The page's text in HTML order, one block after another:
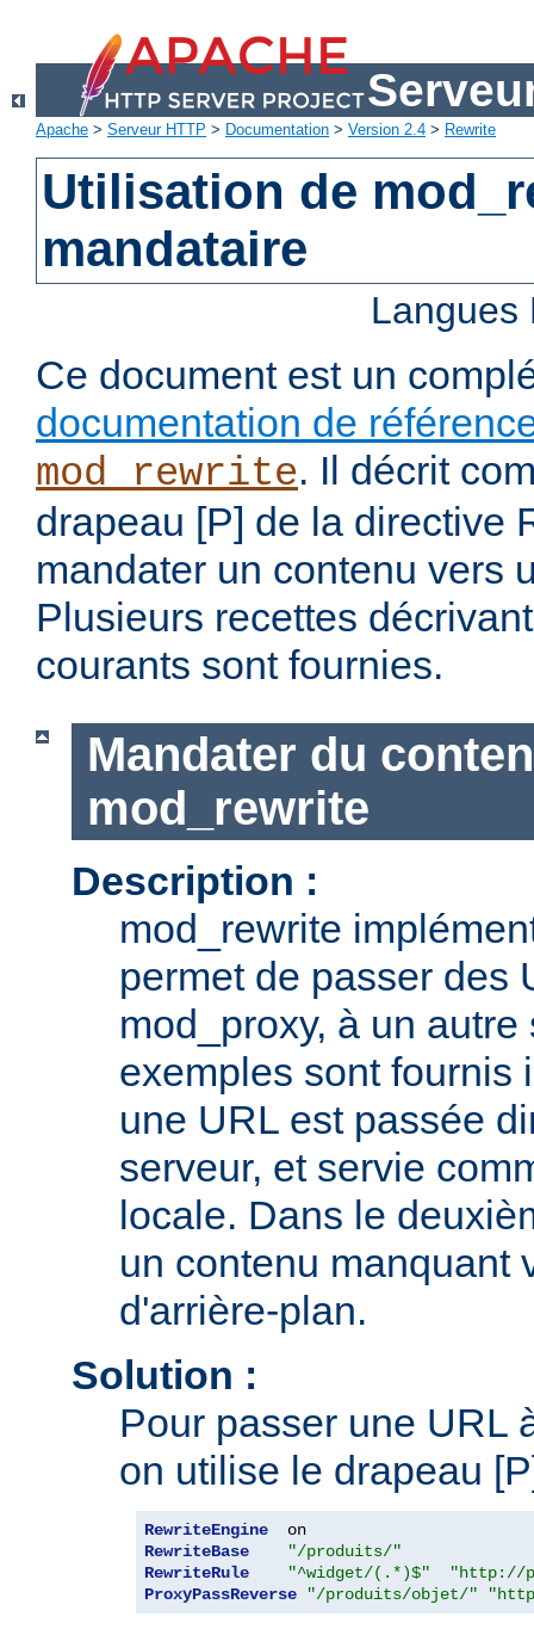
Apache > Serveur HTTP > Documentation > Version 2.4 > Rewrite
Utilisation de
mandataire
Ce document est un
documentation de
mod_rewrite. Il décrit
drapeau [P] de la directive
mandater un contenu vers
Plusieurs recettes
courants sont fournies.
Mandater du
mod_rewrite
Description :
mod_rewrite
permet de passer des
mod_proxy, à un autre
exemples sont fournis
une URL est passée
serveur, et servie
locale. Dans le
un contenu manquant
d'arrière-plan.
Solution :
Pour passer une URL
on utilise le drapeau
RewriteEngine
RewriteBase
"/produits/"
RewriteRule
"^widget/(.*)$"
"http://
ProxyPassReverse
"/produits/objet/"